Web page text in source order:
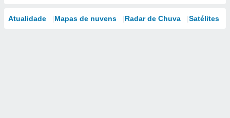
Atualidade Mapas de nuvens Radar de Chuva Satélites